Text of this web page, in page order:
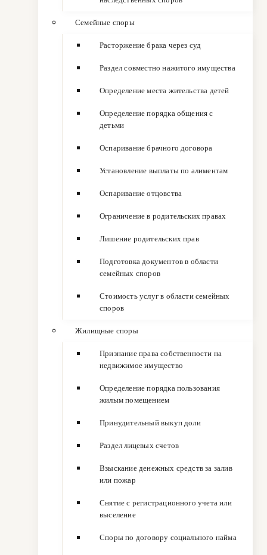
Семейные споры
Расторжение брака через суд
Раздел совместно нажитого имущества
Определение места жительства детей
Определение порядка общения с
детьми
Оспаривание брачного договора
Установление выплаты по алиментам
Оспаривание отцовства
Ограничение в родительских правах
Лишение родительских прав
Подготовка документов в области
семейных споров
Стоимость услуг в области семейных
споров
Жилищные споры
Признание права собственности на
недвижимое имущество
Определение порядка пользования
жилым помещением
Принудительный выкуп доли
Раздел лицевых счетов
Взыскание денежных средств за залив
или пожар
Снятие с регистрационного учета или
выселение
Споры по договору социального найма